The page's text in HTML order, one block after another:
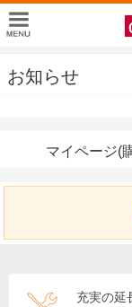
お知らせ
マイページ(
充実の延